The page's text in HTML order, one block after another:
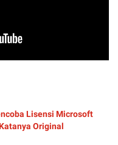
Lisensi Microsoft
Original